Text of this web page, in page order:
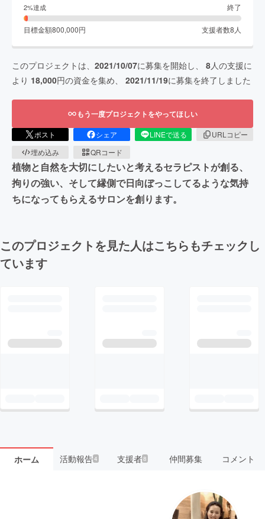
2%達成 終了
目標金額800,000円 支援者数8 人
このプロジェクトは、 2021/10/07に募集を開始し、 8人の支援に
より 18,000円の資金を集め、 2021/11/19に募集を終了しました
もう一度プロジェクトをやってほしい
ポスト シェア LINEで送る
URLコピー
埋め込み
QRコード
植物と自然を大切にしたいと考えるセラピストが創る、
拘りの強い、そして縁側で日向ぼっこしてるような気持
ちになってもらえるサロンを創ります。
このプロジェクトを見た人はこちらもチェックし
ています
ホーム 活動報告4 支援者8 仲間募集 コメント